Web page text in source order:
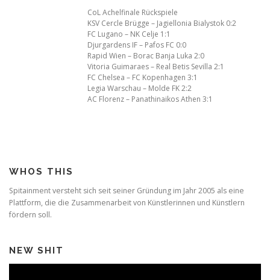
CoL Achelfinale Rückspiele
KSV Cercle Brügge – Jagiellonia Bialystok 0:2
FC Lugano – NK Celje 1:1
Djurgardens IF – Pafos FC 0:0
Rapid Wien – Borac Banja Luka 2:0
Vitoria Guimaraes – Real Betis Sevilla 2:1
FC Chelsea – FC Kopenhagen 3:1
Legia Warschau – Molde FK 2:2
AC Florenz – Panathinaikos Athen 3:1
WHOS THIS
Spitainment versteht sich seit seiner Gründung im Jahr 2005 als eine
Plattform, die die Zusammenarbeit von Künstlerinnen und Künstlern
fördern soll.
NEW SHIT